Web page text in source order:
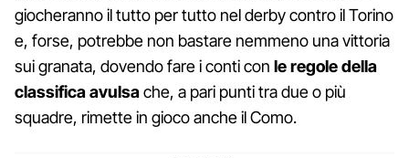
giocheranno il tutto per tutto nel derby contro il Torino
e, forse, potrebbe non bastare nemmeno una vittoria
sui granata, dovendo fare i conti con le regole della
classifica avulsache, a pari punti tra due o più
squadre, rimette in gioco anche il Como.